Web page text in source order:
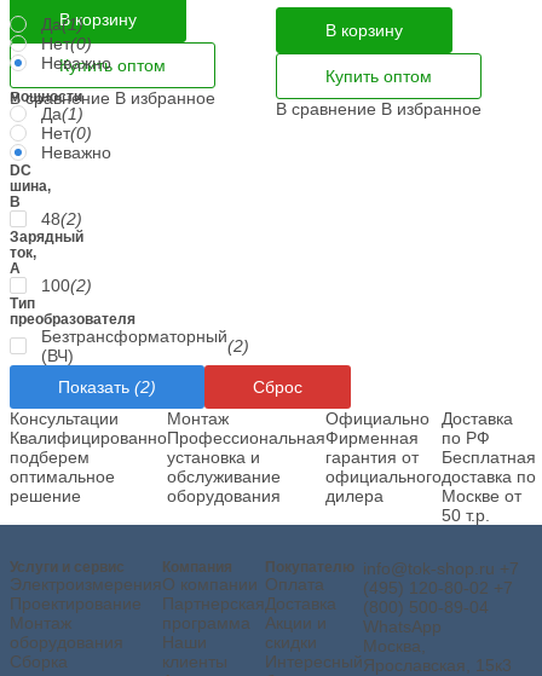
Да(1)
Нет(0)
Неважно
Подкачка
мощности
Да(1)
Нет(0)
Неважно
DC
шина,
В
48(2)
Зарядный
ток,
А
100(2)
Тип
преобразователя
Безтрансформаторный
(ВЧ)
(2)
Показать (2) Сброс
В корзину
Купить оптом
В сравнение В избранное
В корзину
Купить оптом
В сравнение В избранное
Консультации
Квалифицированно
подберем
оптимальное
решение
Монтаж
Профессиональная
установка и
обслуживание
оборудования
Официально
Фирменная
гарантия от
официального
дилера
Доставка
по РФ
Бесплатная
доставка по
Москве от
50 т.р.
Услуги и сервис
Электроизмерения
Проектирование
Монтаж
оборудования
Сборка
Компания
О компании
Партнерская
программа
Наши
клиенты
Покупателю
Оплата
Доставка
Акции и
скидки
Интересный
info@tok-shop.ru +7
(495) 120-80-02 +7
(800) 500-89-04
WhatsApp
Москва,
Ярославская, 15к3